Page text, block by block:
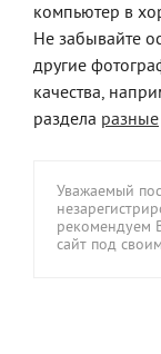
компьютер в
Не забывайте
другие
качества,
раздела разные
Уважаемый
рекомендуем
сайт под